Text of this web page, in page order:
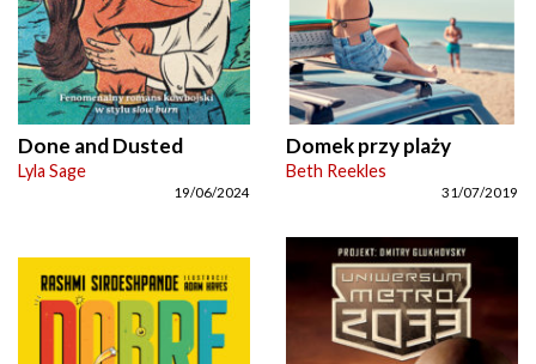
Done and Dusted
Lyla Sage
19/06/2024
Domek przy plaży
Beth Reekles
31/07/2019